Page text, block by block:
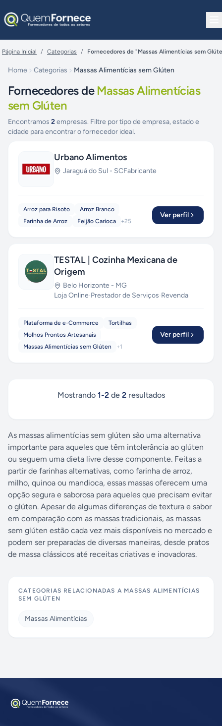
Página Inicial / Categorias / Fornecedores de "Massas Alimentícias sem
Home Categorias Massas Alimentícias sem Glúten
Fornecedores de Massas Alimentícias
sem Glúten
Encontramos 2empresas. Filtre por tipo de empresa, estado e
cidade para encontrar o fornecedor ideal.
Urbano Alimentos
Jaraguá do Sul - SCFabricante
Arroz para Risoto
Arroz Branco
Farinha de Arroz
Feijão Carioca +25
Ver perfil
TESTAL | Cozinha Mexicana de
Origem
Belo Horizonte - MG
Loja Online·Prestador de Serviços·Revenda
Plataforma de e-Commerce
Tortilhas
Molhos Prontos Artesanais
Massas Alimentícias sem Glúten
+1
Ver perfil
Mostrando 1-2de 2resultados
As massas alimentícias sem glúten são uma alternativa
importante para aqueles que têm intolerância ao glúten
ou seguem uma dieta livre desse componente. Feitas a
partir de farinhas alternativas, como farinha de arroz,
milho, quinoa ou mandioca, essas massas oferecem uma
opção segura e saborosa para aqueles que precisam evitar
o glúten. Apesar de algumas diferenças de textura e sabor
em comparação com as massas tradicionais, as massas
sem glúten estão cada vez mais disponíveis no mercado e
podem ser preparadas de diversas maneiras, desde pratos
de massa clássicos até receitas criativas e inovadoras.
CATEGORIAS RELACIONADAS A MASSAS ALIMENTÍCIAS
SEM GLÚTEN
Massas Alimentícias